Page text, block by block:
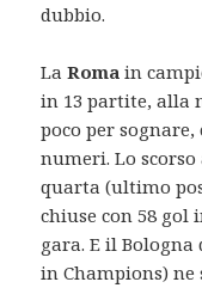
dubbio.
LaRomain
in 13 partite, alla
poco per
numeri. Lo
quarta (ultimo
chiuse con 58 gol
gara. E il
in Champions) ne